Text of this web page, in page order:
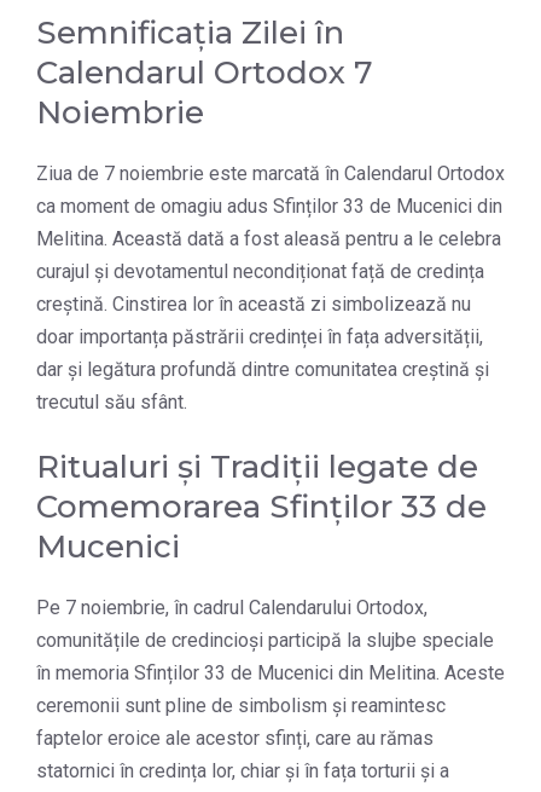
Semnificația Zilei în
Calendarul Ortodox 7
Noiembrie
Ziua de 7 noiembrie este marcată în Calendarul Ortodox
ca moment de omagiu adus Sfinților 33 de Mucenici din
Melitina. Această dată a fost aleasă pentru a le celebra
curajul și devotamentul necondiționat față de credința
creștină. Cinstirea lor în această zi simbolizează nu
doar importanța păstrării credinței în fața adversității,
dar și legătura profundă dintre comunitatea creștină și
trecutul său sfânt.
Ritualuri și Tradiții legate de
Comemorarea Sfinților 33 de
Mucenici
Pe 7 noiembrie, în cadrul Calendarului Ortodox,
comunitățile de credincioși participă la slujbe speciale
în memoria Sfinților 33 de Mucenici din Melitina. Aceste
ceremonii sunt pline de simbolism și reamintesc
faptelor eroice ale acestor sfinți, care au rămas
statornici în credința lor, chiar și în fața torturii și a